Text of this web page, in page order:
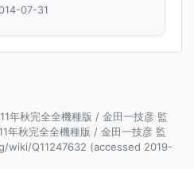
07-31
年秋完全全機種版 / 金田一技彦 監
年秋完全全機種版 / 金田一技彦 監
Q11247632 (accessed 2019-